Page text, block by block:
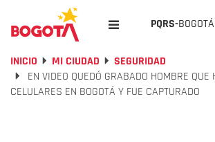
PQRS-
INICIO MI CIUDAD
SEGURIDAD
EN VIDEO QUEDÓ GRABADO HOMBRE QUE
CELULARES EN BOGOTÁ Y FUE CAPTURADO